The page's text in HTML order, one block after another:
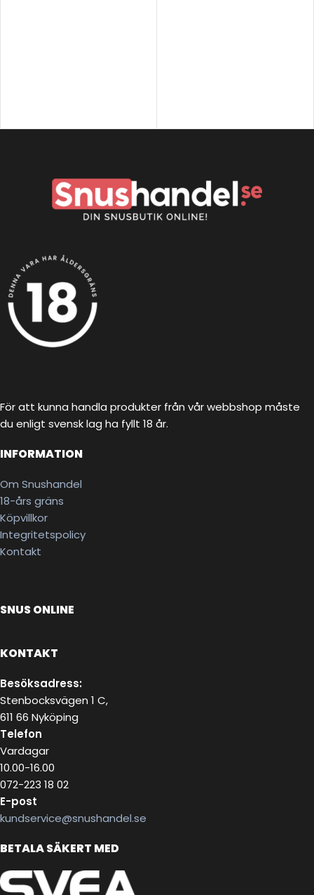
För att kunna handla produkter från vår webbshop måste
du enligt svensk lag ha fyllt 18 år.
INFORMATION
Om Snushandel
18-års gräns
Köpvillkor
Integritetspolicy
Kontakt
SNUS ONLINE
KONTAKT
Besöksadress:
Stenbocksvägen 1 C,
611 66 Nyköping
Telefon
Vardagar
10.00-16.00
072-223 18 02
E-post
kundservice@snushandel.se
BETALA SÄKERT MED